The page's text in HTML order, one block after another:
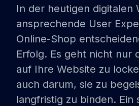
SHOPWARE
EMPORIX
REFERENZEN
BLOG
In der heutigen digitalen
ansprechende User
Online-Shop
Erfolg. Es geht nicht nur
auf Ihre Website zu
auch darum, sie zu
langfristig zu binden. Ein